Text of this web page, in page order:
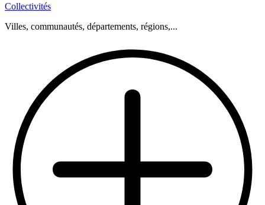
Collectivités
Villes, communautés, départements, régions,...